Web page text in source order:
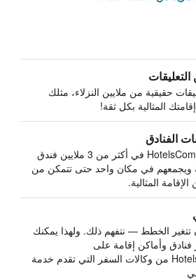
التعليقات
حقيقية من ملايين النزلاء، مثلك
المثالية بكل ثقة!
الفنادق
يبحث HotelsCombined في أكثر من 3 ملايين فندق
ويجمعهم في مكان واحد حتى تتمكن من
المثالية.
تتغير الخطط — نتفهم ذلك. ولهذا يمكنك
وأماكن إقامة على
HotelsCombined من وكالات السفر التي تقدم خدمة